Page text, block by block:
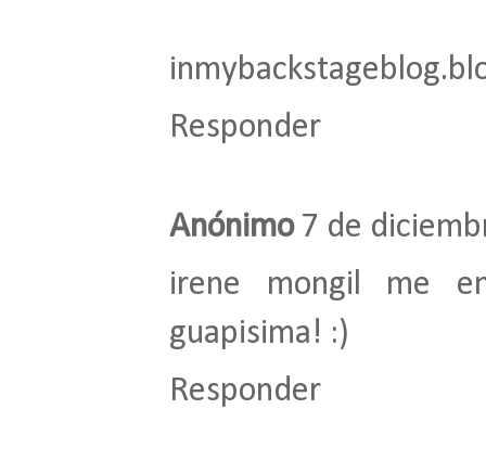
Responder
Anónimo 7 de
irene mongil me
guapisima! :)
Responder